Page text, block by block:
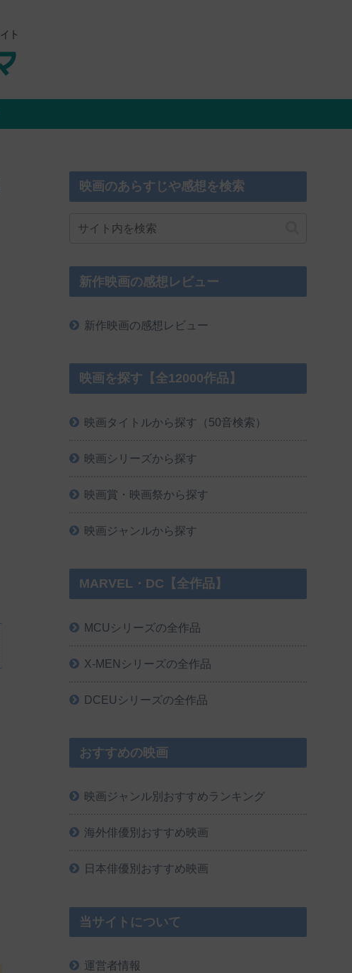
映画のあらすじや感想を検索
新作映画の感想レビュー
新作映画の感想レビュー
映画を探す【全12000作品】
映画タイトルから探す（50音検索）
映画シリーズから探す
映画賞・映画祭から探す
映画ジャンルから探す
MARVEL・DC【全作品】
MCUシリーズの全作品
X-MENシリーズの全作品
DCEUシリーズの全作品
おすすめの映画
映画ジャンル別おすすめランキング
海外俳優別おすすめ映画
日本俳優別おすすめ映画
当サイトについて
運営者情報